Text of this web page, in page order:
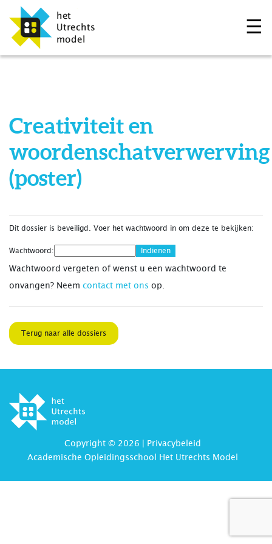
☰
Creativiteit en
woordenschatverwerving
(poster)
Dit dossier is beveiligd. Voer het wachtwoord in om deze te bekijken:
Wachtwoord:
Wachtwoord vergeten of wenst u een wachtwoord te
onvangen? Neem contact met ons op.
Terug naar alle dossiers
Copyright © 2026 | Privacybeleid
Academische Opleidingsschool Het Utrechts Model